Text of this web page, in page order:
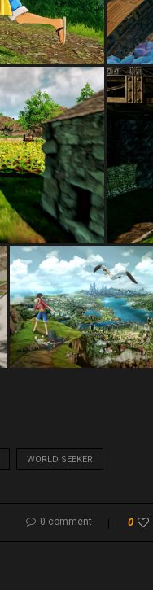
WORLD SEEKER
0 comment 0